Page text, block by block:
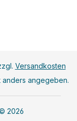
Versandkosten
anders angegeben.
2026